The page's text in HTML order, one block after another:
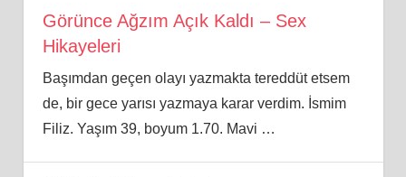
Görünce Ağzım Açık Kaldı – Sex
Hikayeleri
Başımdan geçen olayı yazmakta tereddüt etsem
de, bir gece yarısı yazmaya karar verdim. İsmim
Filiz. Yaşım 39, boyum 1.70. Mavi …